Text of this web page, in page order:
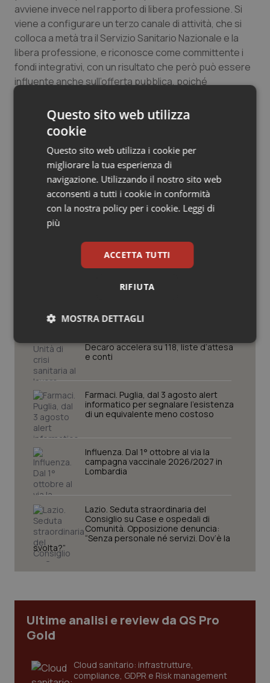
Salute orale & impianti
Sangue & coagulazione
Tiroide
Tumore al seno
Tumore ovarico
Tumori del Polmone & Testa Collo
Tumori gastrointestinali
Ulcera & Reflusso
avviene invece nel rapporto di libera professione. Si
viene a configurare un terzo canale di attività, che si
colloca a metà tra il Servizio Sanitario Nazionale e la
libera professione, e riconosce come committente i
fondi integrativi, con un risultato che però può essere
influente anche sull’offerta pubblica, poiché
prestazioni istituzionali.
02 Aprile 2015
© Riproduzione riservata
Decaro accelera su 118, liste d’attesa
e conti
Farmaci. Puglia, dal 3 agosto alert
informatico per segnalare l’esistenza
di un equivalente meno costoso
Influenza. Dal 1° ottobre al via la
campagna vaccinale 2026/2027 in
Lombardia
Lazio. Seduta straordinaria del
Consiglio su Case e ospedali di
Comunità. Opposizione denuncia:
“Senza personale né servizi. Dov’è la
svolta?”
Ultime analisi e review da QS Pro
Gold
Cloud sanitario: infrastrutture,
compliance, GDPR e Risk management
Questo sito web utilizza
cookie
Questo sito web utilizza i cookie per
migliorare la tua esperienza di
navigazione. Utilizzando il nostro sito web
acconsenti a tutti i cookie in conformità
con la nostra policy per i cookie. Leggi di
più
ACCETTA TUTTI
RIFIUTA
MOSTRA DETTAGLI
Necessari Statistici Marketing
I cookie necessari contribuiscono a rendere fruibile il
sito web abilitandone funzionalità di base quali la
navigazione sulle pagine e l'accesso alle aree
protette del sito. Il sito web non è in grado di
funzionare correttamente senza questi cookie.
Nome
Fornitore/Dominio
VISITOR_PRIVACY_METADATA
YouTube
.youtube.com